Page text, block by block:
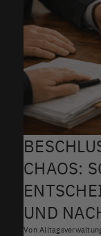
CHAOS:
UND
Von